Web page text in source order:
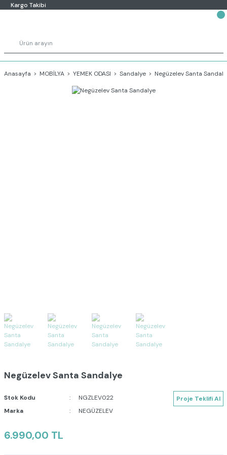
Kargo Takibi
Anasayfa MOBİLYA YEMEK ODASI Sandalye Negüzelev Santa
Negüzelev Santa Sandalye
Stok Kodu
NGZLEV022
Marka
NEGÜZELEV
Proje Teklifi Al
6.990,00 TL